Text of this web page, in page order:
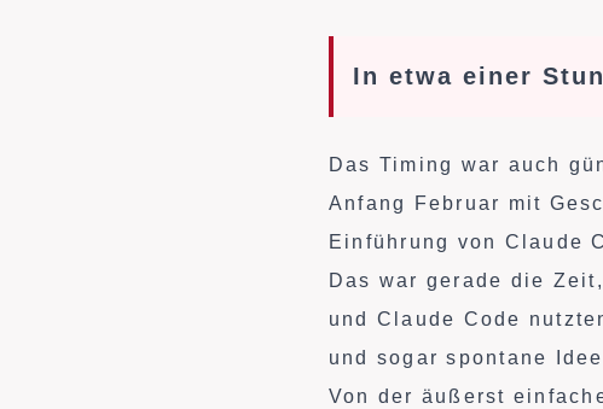
In etwa einer
Das Timing war auch
Anfang Februar mit
Einführung von Claude
Das war gerade die
und Claude Code
und sogar spontane
Von der äußerst